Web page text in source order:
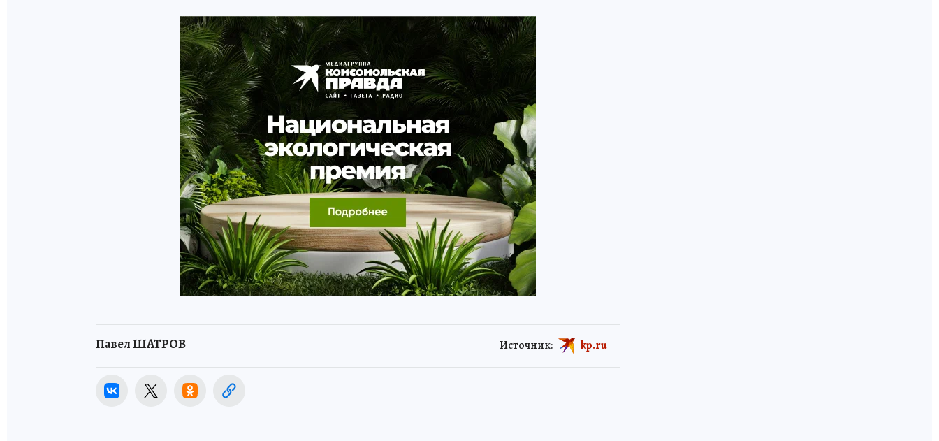
Павел ШАТРОВ Источник: kp.ru